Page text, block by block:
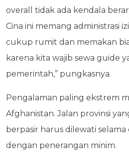
overall tidak ada kendala
Cina ini memang administrasi
cukup rumit dan memakan
karena kita wajib sewa guide
pemerintah,” pungkasnya.
Pengalaman paling ekstrem
Afghanistan. Jalan provinsi
berpasir harus dilewati
dengan penerangan minim.